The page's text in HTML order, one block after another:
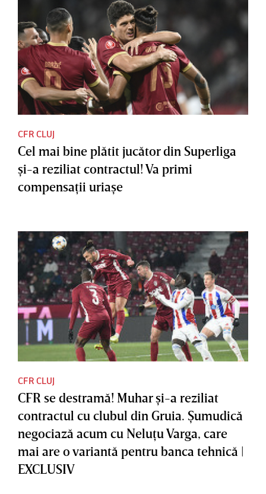
CFR CLUJ
Cel mai bine plătit jucător din Superliga
şi-a reziliat contractul! Va primi
compensaţii uriaşe
CFR CLUJ
CFR se destramă! Muhar şi-a reziliat
contractul cu clubul din Gruia. Şumudică
negociază acum cu Neluţu Varga, care
mai are o variantă pentru banca tehnică |
EXCLUSIV